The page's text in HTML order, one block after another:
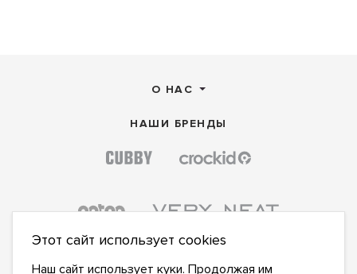
О НАС
НАШИ БРЕНДЫ
Этот сайт использует cookies
Наш сайт использует куки. Продолжая им